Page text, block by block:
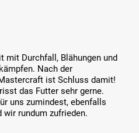
hvězd
mit Durchfall, Blähungen und
Nach der
ist Schluss damit!
das Futter sehr gerne.
uns zumindest, ebenfalls
rundum zufrieden.